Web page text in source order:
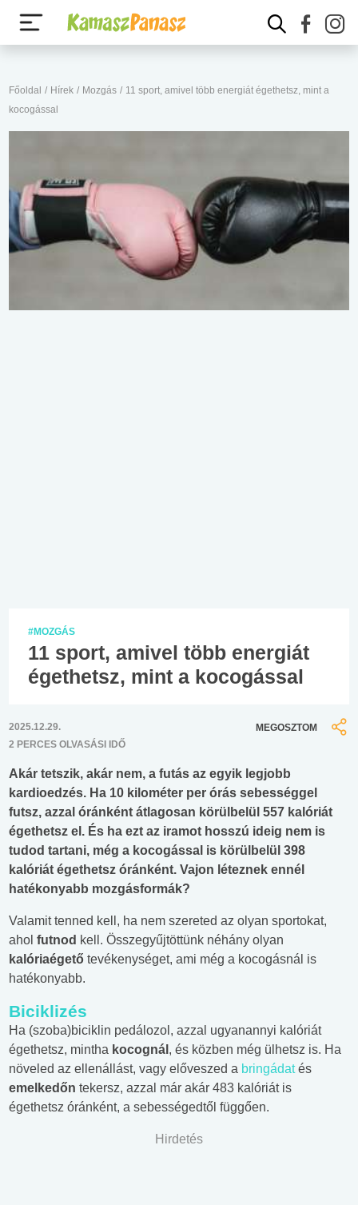
Főoldal / Hírek / Mozgás / 11 sport, amivel több energiát égethetsz, mint a
kocogással
#MOZGÁS
11 sport, amivel több energiát
égethetsz, mint a kocogással
2025.12.29.
2 PERCES OLVASÁSI IDŐ
MEGOSZTOM
Akár tetszik, akár nem, a futás az egyik legjobb
kardioedzés. Ha 10 kilométer per órás sebességgel
futsz, azzal óránként átlagosan körülbelül 557 kalóriát
égethetsz el. És ha ezt az iramot hosszú ideig nem is
tudod tartani, még a kocogással is körülbelül 398
kalóriát égethetsz óránként. Vajon léteznek ennél
hatékonyabb mozgásformák?
Valamit tenned kell, ha nem szereted az olyan sportokat,
ahol futnod kell. Összegyűjtöttünk néhány olyan
kalóriaégető tevékenységet, ami még a kocogásnál is
hatékonyabb.
Biciklizés
Ha (szoba)biciklin pedálozol, azzal ugyanannyi kalóriát
égethetsz, mintha kocognál , és közben még ülhetsz is. Ha
növeled az ellenállást, vagy előveszed a bringádatés
emelkedőn tekersz, azzal már akár 483 kalóriát is
égethetsz óránként, a sebességedtől függően.
Hirdetés